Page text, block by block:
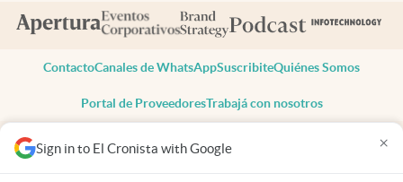
Sign in to El Cronista with Google ×
ContactoCanales de WhatsAppSuscribiteQuiénes Somos
Portal de ProveedoresTrabajá con nosotros
Todos los derechos reservados